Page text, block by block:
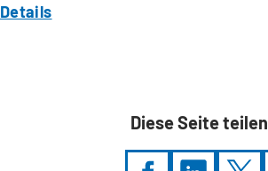
Details
Diese Seite teilen